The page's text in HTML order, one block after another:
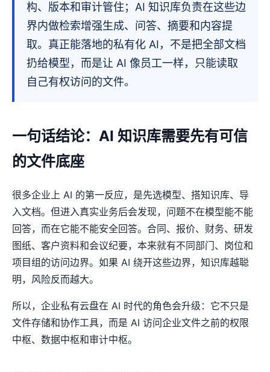
构、版本和审计管住；AI 知识库负责在这些边
界内做检索增强生成、问答、摘要和内容提
取。真正能落地的私有化 AI，不是把全部文档
扔给模型，而是让 AI 像员工一样，只能读取
自己有权访问的文件。
一句话结论：AI 知识库需要先有可信
的文件底座
很多企业上 AI 的第一反应，是先选模型、搭知识库、导
入文档。但进入真实业务后会发现，问题不在模型能不能
回答，而在它能不能安全回答。合同、报价、财务、研发
图纸、客户资料和会议纪要，本来就有不同部门、岗位和
项目组的访问边界。如果 AI 绕开这些边界，知识库越聪
明，风险反而越大。
所以，企业私有云盘在 AI 时代的角色会升级：它不只是
文件存储和协作工具，而是 AI 访问企业文件之前的权限
中枢、数据中枢和审计中枢。